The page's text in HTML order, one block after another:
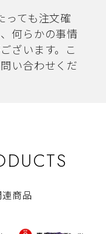
っても注文確
何らかの事情
ざいます。こ
い合わせくだ
連商品